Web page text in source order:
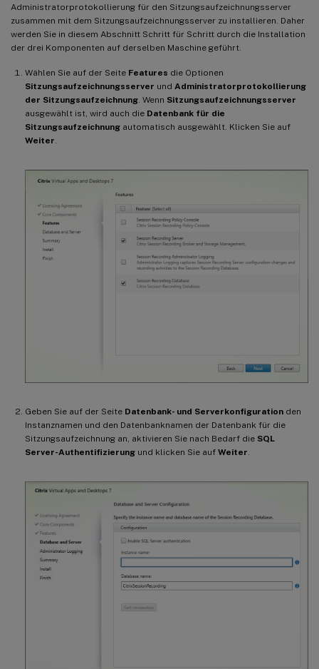
Administratorprotokollierung für den Sitzungsaufzeichnungsserver
zusammen mit dem Sitzungsaufzeichnungsserver zu installieren. Daher
werden Sie in diesem Abschnitt Schritt für Schritt durch die Installation
der drei Komponenten auf derselben Maschine geführt.
Wählen Sie auf der Seite Features die Optionen
Sitzungsaufzeichnungsserver und Administratorprotokollierung
der Sitzungsaufzeichnung. Wenn Sitzungsaufzeichnungsserver
ausgewählt ist, wird auch die Datenbank für die
Sitzungsaufzeichnung automatisch ausgewählt. Klicken Sie auf
Weiter.
Geben Sie auf der Seite Datenbank- und Serverkonfiguration den
Instanznamen und den Datenbanknamen der Datenbank für die
Sitzungsaufzeichnung an, aktivieren Sie nach Bedarf die SQL
Server-Authentifizierung und klicken Sie auf Weiter.